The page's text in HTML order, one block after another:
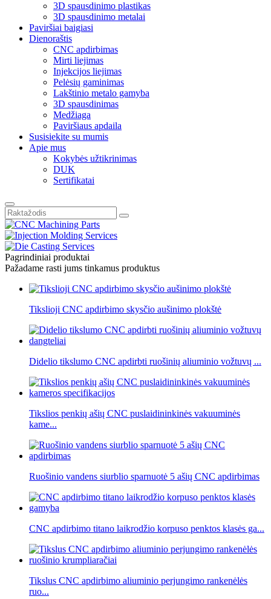
3D spausdinimo plastikas
3D spausdinimo metalai
Paviršiai baigiasi
Dienoraštis
CNC apdirbimas
Mirti liejimas
Injekcijos liejimas
Pelėsių gaminimas
Lakštinio metalo gamyba
3D spausdinimas
Medžiaga
Paviršiaus apdaila
Susisiekite su mumis
Apie mus
Kokybės užtikrinimas
DUK
Sertifikatai
Pagrindiniai produktai
Pažadame rasti jums tinkamus produktus
Tikslioji CNC apdirbimo skysčio aušinimo plokštė
Didelio tikslumo CNC apdirbti ruošinių aliuminio vožtuvų ...
Tikslios penkių ašių CNC puslaidininkinės vakuuminės
kame...
Ruošinio vandens siurblio sparnuotė 5 ašių CNC apdirbimas
CNC apdirbimo titano laikrodžio korpuso penktos klasės ga...
Tikslus CNC apdirbimo aliuminio perjungimo rankenėlės
ruo...